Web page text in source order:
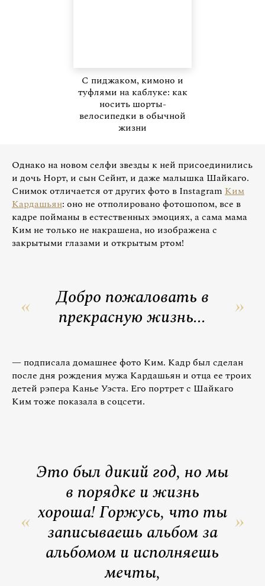
С пиджаком, кимоно и
туфлями на каблуке: как
носить шорты-
велосипедки в обычной
жизни
Однако на новом селфи звезды к ней присоединились
и дочь Норт, и сын Сейнт, и даже малышка Шайкаго.
Снимок отличается от других фото в Instagram Ким
Кардашьян: оно не отполировано фотошопом, все в
кадре пойманы в естественных эмоциях, а сама мама
Ким не только не накрашена, но изображена с
закрытыми глазами и открытым ртом!
Добро пожаловать в
прекрасную жизнь...
— подписала домашнее фото Ким. Кадр был сделан
после дня рождения мужа Кардашьян и отца ее троих
детей рэпера Канье Уэста. Его портрет с Шайкаго
Ким тоже показала в соцсети.
Это был дикий год, но мы
в порядке и жизнь
хороша! Горжусь, что ты
записываешь альбом за
альбомом и исполняешь
мечты,